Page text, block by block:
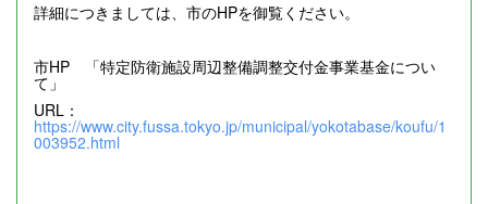
詳細につきましては、市のHPを御覧ください。
市HP 「特定防衛施設周辺整備調整交付金事業基金につい
て」
URL：
https://www.city.fussa.tokyo.jp/municipal/yokotabase/koufu/1
003952.html